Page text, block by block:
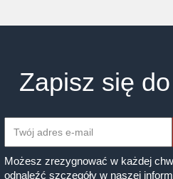
Zapisz się
Możesz zrezygnować w każdej
odnaleźć szczegóły w naszej